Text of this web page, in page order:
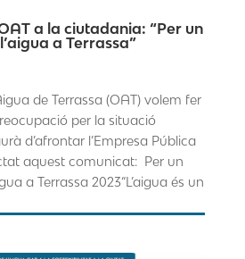
a la ciutadania: “Per un
a Terrassa”
de Terrassa (OAT) volem fer
per la situació
d’afrontar l’Empresa Pública
aquest comunicat: Per un
a Terrassa 2023“L’aigua és un